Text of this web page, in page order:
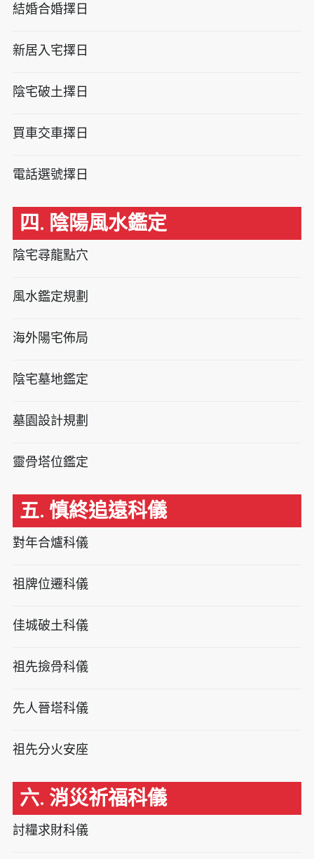
結婚合婚擇日
新居入宅擇日
陰宅破土擇日
買車交車擇日
電話選號擇日
四. 陰陽風水鑑定
陰宅尋龍點穴
風水鑑定規劃
海外陽宅佈局
陰宅墓地鑑定
墓園設計規劃
靈骨塔位鑑定
五. 慎終追遠科儀
對年合爐科儀
祖牌位遷科儀
佳城破土科儀
祖先撿骨科儀
先人晉塔科儀
祖先分火安座
六. 消災祈福科儀
討糧求財科儀